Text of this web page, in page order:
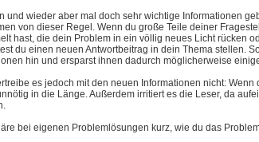
und wieder aber mal doch sehr wichtige Informationen
von dieser Regel. Wenn du große Teile deiner
hast, die dein Problem in ein völlig neues Licht rücken
du einen neuen Antwortbeitrag in dein Thema stellen.
hin und ersparst ihnen dadurch möglicherweise
es jedoch mit den neuen Informationen nicht:
in die Länge. Außerdem irritiert es die Leser, da
bei eigenen Problemlösungen kurz, wie du das